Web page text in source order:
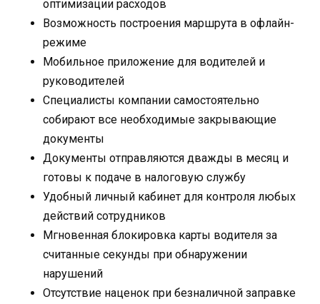
оптимизации расходов
Возможность построения маршрута в офлайн-
режиме
Мобильное приложение для водителей и
руководителей
Специалисты компании самостоятельно
собирают все необходимые закрывающие
документы
Документы отправляются дважды в месяц и
готовы к подаче в налоговую службу
Удобный личный кабинет для контроля любых
действий сотрудников
Мгновенная блокировка карты водителя за
считанные секунды при обнаружении
нарушений
Отсутствие наценок при безналичной заправке